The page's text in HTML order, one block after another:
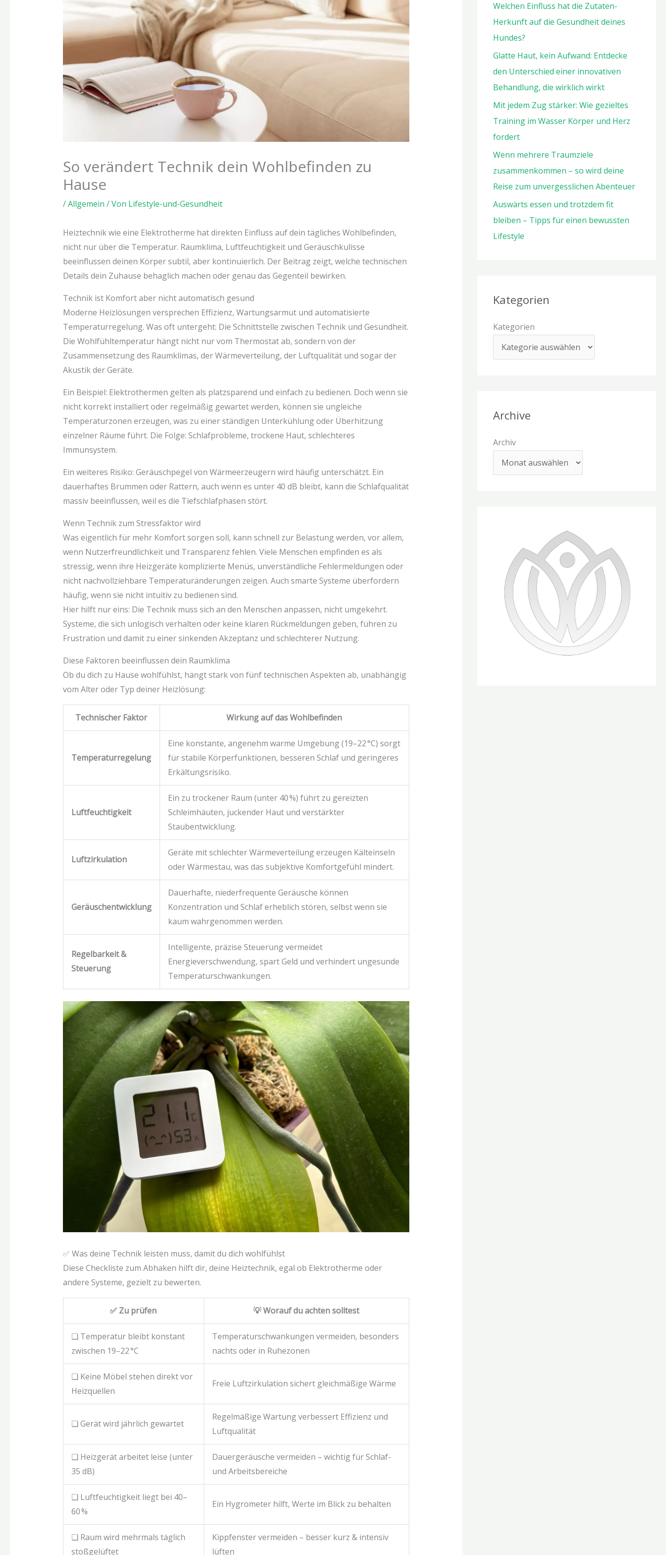
So verändert Technik dein Wohlbefinden zu
Hause
/Allgemein / Von Lifestyle-und-Gesundheit
Heiztechnik wie eine Elektrotherme hat direkten Einfluss auf dein tägliches Wohlbefinden,
nicht nur über die Temperatur. Raumklima, Luftfeuchtigkeit und Geräuschkulisse
beeinflussen deinen Körper subtil, aber kontinuierlich. Der Beitrag zeigt, welche technischen
Details dein Zuhause behaglich machen oder genau das Gegenteil bewirken.
Technik ist Komfort aber nicht automatisch gesund
Moderne Heizlösungen versprechen Effizienz, Wartungsarmut und automatisierte
Temperaturregelung. Was oft untergeht: Die Schnittstelle zwischen Technik und Gesundheit.
Die Wohlfühltemperatur hängt nicht nur vom Thermostat ab, sondern von der
Zusammensetzung des Raumklimas, der Wärmeverteilung, der Luftqualität und sogar der
Akustik der Geräte.
Ein Beispiel: Elektrothermen gelten als platzsparend und einfach zu bedienen. Doch wenn sie
nicht korrekt installiert oder regelmäßig gewartet werden, können sie ungleiche
Temperaturzonen erzeugen, was zu einer ständigen Unterkühlung oder Überhitzung
einzelner Räume führt. Die Folge: Schlafprobleme, trockene Haut, schlechteres
Immunsystem.
Ein weiteres Risiko: Geräuschpegel von Wärmeerzeugern wird häufig unterschätzt. Ein
dauerhaftes Brummen oder Rattern, auch wenn es unter 40 dB bleibt, kann die Schlafqualität
massiv beeinflussen, weil es die Tiefschlafphasen stört.
Wenn Technik zum Stressfaktor wird
Was eigentlich für mehr Komfort sorgen soll, kann schnell zur Belastung werden, vor allem,
wenn Nutzerfreundlichkeit und Transparenz fehlen. Viele Menschen empfinden es als
stressig, wenn ihre Heizgeräte komplizierte Menüs, unverständliche Fehlermeldungen oder
nicht nachvollziehbare Temperaturänderungen zeigen. Auch smarte Systeme überfordern
häufig, wenn sie nicht intuitiv zu bedienen sind.
Hier hilft nur eins: Die Technik muss sich an den Menschen anpassen, nicht umgekehrt.
Systeme, die sich unlogisch verhalten oder keine klaren Rückmeldungen geben, führen zu
Frustration und damit zu einer sinkenden Akzeptanz und schlechterer Nutzung.
Diese Faktoren beeinflussen dein Raumklima
Ob du dich zu Hause wohlfühlst, hängt stark von fünf technischen Aspekten ab, unabhängig
vom Alter oder Typ deiner Heizlösung:
Technischer Faktor Wirkung auf das Wohlbefinden
Temperaturregelung
Eine konstante, angenehm warme Umgebung (19–22 °C) sorgt
für stabile Körperfunktionen, besseren Schlaf und geringeres
Erkältungsrisiko.
Luftfeuchtigkeit
Ein zu trockener Raum (unter 40 %) führt zu gereizten
Schleimhäuten, juckender Haut und verstärkter
Staubentwicklung.
Luftzirkulation
Geräte mit schlechter Wärmeverteilung erzeugen Kälteinseln
oder Wärmestau, was das subjektive Komfortgefühl mindert.
Geräuschentwicklung
Dauerhafte, niederfrequente Geräusche können
Konzentration und Schlaf erheblich stören, selbst wenn sie
kaum wahrgenommen werden.
Regelbarkeit &
Steuerung
Intelligente, präzise Steuerung vermeidet
Energieverschwendung, spart Geld und verhindert ungesunde
Temperaturschwankungen.
✅ Was deine Technik leisten muss, damit du dich wohlfühlst
Diese Checkliste zum Abhaken hilft dir, deine Heiztechnik, egal ob Elektrotherme oder
andere Systeme, gezielt zu bewerten.
✅ Zu prüfen 💡 Worauf du achten solltest
❏ Temperatur bleibt konstant
zwischen 19–22 °C
Temperaturschwankungen vermeiden, besonders
nachts oder in Ruhezonen
❏ Keine Möbel stehen direkt vor
Heizquellen
Freie Luftzirkulation sichert gleichmäßige Wärme
❏ Gerät wird jährlich gewartet
Regelmäßige Wartung verbessert Effizienz und
Luftqualität
❏ Heizgerät arbeitet leise (unter
35 dB)
Dauergeräusche vermeiden – wichtig für Schlaf-
und Arbeitsbereiche
❏ Luftfeuchtigkeit liegt bei 40–
60 %
Ein Hygrometer hilft, Werte im Blick zu behalten
❏ Raum wird mehrmals täglich
stoßgelüftet
Kippfenster vermeiden – besser kurz & intensiv
lüften
Welchen Einfluss hat die Zutaten-
Herkunft auf die Gesundheit deines
Hundes?
Glatte Haut, kein Aufwand: Entdecke
den Unterschied einer innovativen
Behandlung, die wirklich wirkt
Mit jedem Zug stärker: Wie gezieltes
Training im Wasser Körper und Herz
fordert
Wenn mehrere Traumziele
zusammenkommen – so wird deine
Reise zum unvergesslichen Abenteuer
Auswärts essen und trotzdem fit
bleiben – Tipps für einen bewussten
Lifestyle
Kategorien
Kategorien
Archive
Archiv